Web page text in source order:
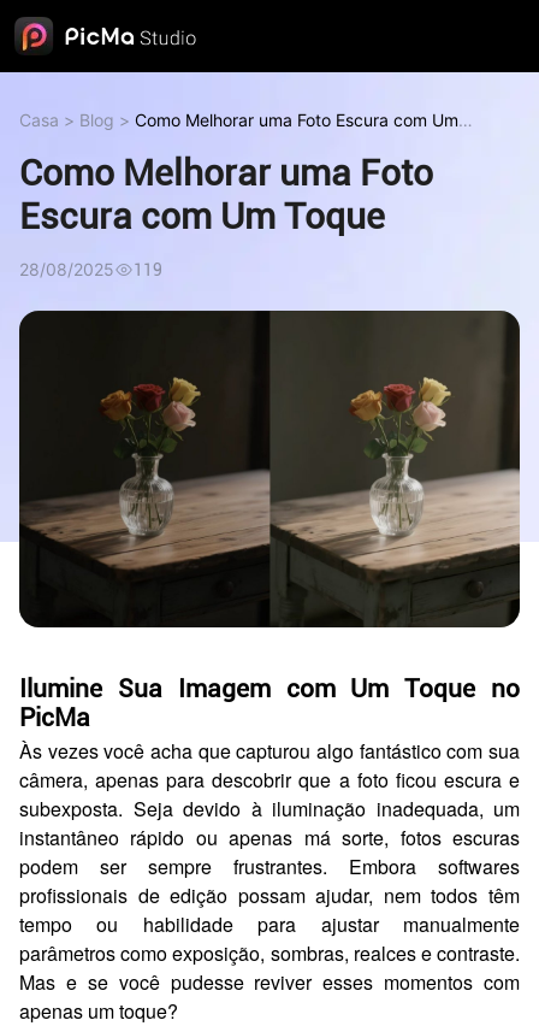
Casa > Blog > Como Melhorar uma Foto Escura com Um
Como Melhorar uma Foto
Escura com Um Toque
28/08/2025 119
Ilumine Sua Imagem com Um Toque no
PicMa
Às vezes você acha que capturou algo fantástico com sua
câmera, apenas para descobrir que a foto ficou escura e
subexposta. Seja devido à iluminação inadequada, um
instantâneo rápido ou apenas má sorte, fotos escuras
podem ser sempre frustrantes. Embora softwares
profissionais de edição possam ajudar, nem todos têm
tempo ou habilidade para ajustar manualmente
parâmetros como exposição, sombras, realces e contraste.
Mas e se você pudesse reviver esses momentos com
apenas um toque?